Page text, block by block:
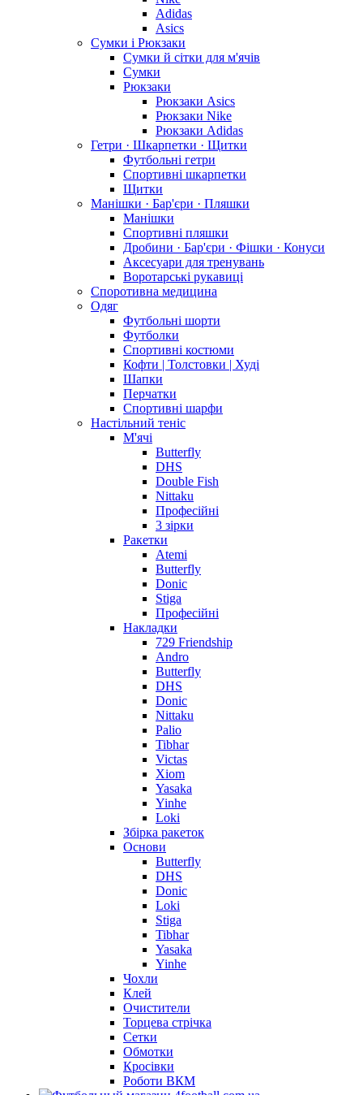
Adidas
Asics
Сумки і Рюкзаки
Сумки й сітки для м'ячів
Сумки
Рюкзаки
Рюкзаки Asics
Рюкзаки Nike
Рюкзаки Adidas
Гетри · Шкарпетки · Щитки
Футбольні гетри
Спортивні шкарпетки
Щитки
Манішки · Бар'єри · Пляшки
Манішки
Спортивні пляшки
Дробини · Бар'єри · Фішки · Конуси
Аксесуари для тренувань
Воротарські рукавиці
Споротивна медицина
Одяг
Футбольні шорти
Футболки
Спортивні костюми
Кофти | Толстовки | Худі
Шапки
Перчатки
Спортивні шарфи
Настільний теніс
М'ячі
Butterfly
DHS
Double Fish
Nittaku
Професійні
3 зірки
Ракетки
Atemi
Butterfly
Donic
Stiga
Професійні
Накладки
729 Friendship
Andro
Butterfly
DHS
Donic
Nittaku
Palio
Tibhar
Victas
Xiom
Yasaka
Yinhe
Loki
Збірка ракеток
Основи
Butterfly
DHS
Donic
Loki
Stiga
Tibhar
Yasaka
Yinhe
Чохли
Клей
Очистители
Торцева стрічка
Сетки
Обмотки
Кросівки
Роботи ВКМ